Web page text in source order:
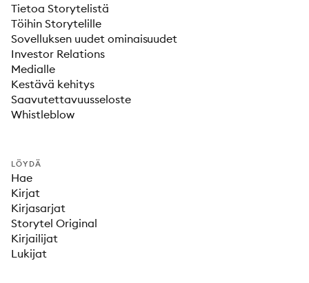
Tietoa Storytelistä
Töihin Storytelille
Sovelluksen uudet ominaisuudet
Investor Relations
Medialle
Kestävä kehitys
Saavutettavuusseloste
Whistleblow
LÖYDÄ
Hae
Kirjat
Kirjasarjat
Storytel Original
Kirjailijat
Lukijat